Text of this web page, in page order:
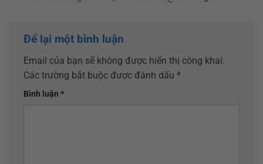
Để lại một bình luận
Email của bạn sẽ không được hiển thị công khai.
Các trường bắt buộc được đánh dấu *
Bình luận *